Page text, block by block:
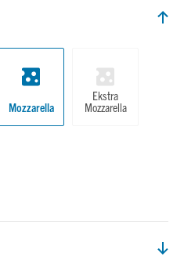
Mozzarella
Ekstra
Mozzarella